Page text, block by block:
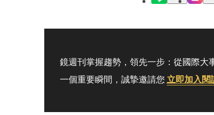
鏡週刊掌握趨勢，領先一步：從國際
一個重要瞬間，誠摯邀請您 立即加入閱